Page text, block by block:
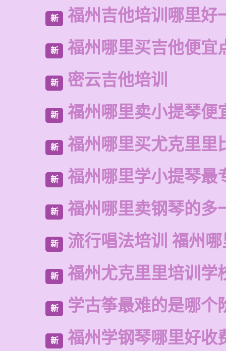
新 福州吉他培训哪里好
新 福州哪里买吉他便宜
新 密云吉他培训
新 福州哪里卖小提琴便
新 福州哪里买尤克里里
新 福州哪里学小提琴最
新 福州哪里卖钢琴的多
新 流行唱法培训 福州
新 福州尤克里里培训学
新 学古筝最难的是哪个
新 福州学钢琴哪里好收